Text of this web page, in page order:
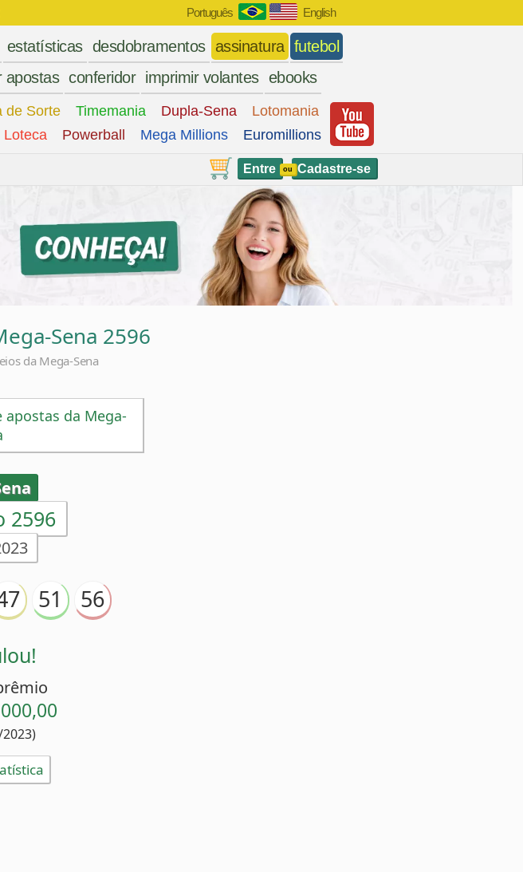
Português English
estatísticas desdobramentos assinatura futebol
apostas conferidor imprimir volantes ebooks
de Sorte Timemania Dupla-Sena
Lotomania
Loteca Powerball Mega Millions Euromillions
Entre ou Cadastre-se
Sena 2596
da Mega-Sena
da Mega-
2596
51 56